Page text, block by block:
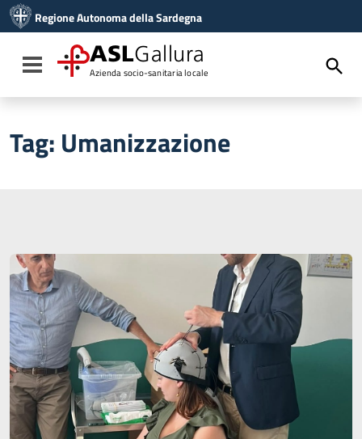
Vai al menu di navigazione
Vai al footer
Regione Autonoma della Sardegna
Toggle navigation
ASLGallura
Azienda socio-sanitaria locale
Tag: Umanizzazione